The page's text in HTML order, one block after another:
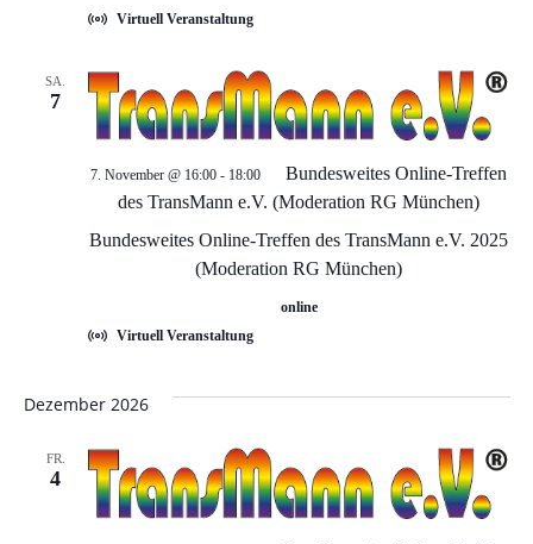
l
t
u
e
n
S
t
u
A
i
h
t
Virtuell Veranstaltung
SA.
7
Bundesweites Online-Treffen des TransMann e.V. 2025
(Moderation RG München)
7. November @ 16:00 - 18:00
Bundesweites Online-Treffen
des TransMann e.V. (Moderation RG München)
online
Virtuell Veranstaltung
Dezember 2026
FR.
4